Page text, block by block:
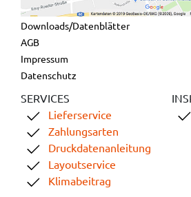
Downloads/Datenblätter
AGB
Impressum
Datenschutz
SERVICES
Lieferservice
Zahlungsarten
Druckdatenanleitung
Layoutservice
Klimabeitrag